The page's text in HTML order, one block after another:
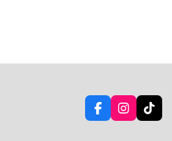
F
a
I
n
T
i